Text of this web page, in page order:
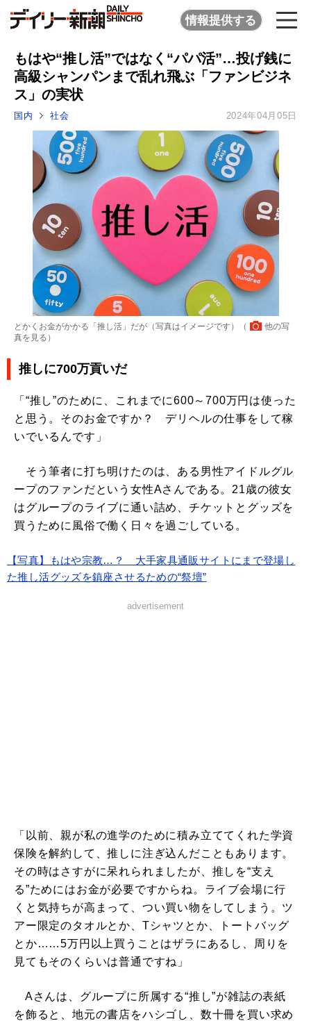
情報提供する
もはや“推し活”ではなく“パパ活”…投げ銭に
高級シャンパンまで乱れ飛ぶ「ファンビジネ
ス」の実状
国内 社会 2024年04月05日
とかくお金がかかる「推し活」だが（写真はイメージです）（
他の写
真を見る ）
推しに700万貢いだ
「“推し”のために、これまでに600～700万円は使った
と思う。そのお金ですか？ デリヘルの仕事をして稼
いでいるんです」
そう筆者に打ち明けたのは、ある男性アイドルグル
ープのファンだという女性Aさんである。21歳の彼女
はグループのライブに通い詰め、チケットとグッズを
買うために風俗で働く日々を過ごしている。
【写真】もはや宗教…？ 大手家具通販サイトにまで登場し
た推し活グッズを鎮座させるための“祭壇”
advertisement
「以前、親が私の進学のために積み立ててくれた学資
保険を解約して、推しに注ぎ込んだこともあります。
その時はさすがに呆れられましたが、推しを“支え
る”ためにはお金が必要ですからね。ライブ会場に行
くと気持ちが高まって、つい買い物をしてしまう。ツ
アー限定のタオルとか、Tシャツとか、トートバッグ
とか……5万円以上買うことはザラにあるし、周りを
見てもそのくらいは普通ですね」
Aさんは、グループに所属する“推し”が雑誌の表紙
を飾ると、地元の書店をハシゴし、数十冊を買い求め